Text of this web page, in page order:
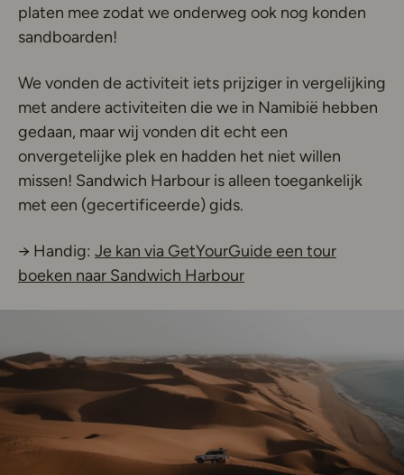
platen mee zodat we onderweg ook nog konden
sandboarden!
We vonden de activiteit iets prijziger in vergelijking
met andere activiteiten die we in Namibië hebben
gedaan, maar wij vonden dit echt een
onvergetelijke plek en hadden het niet willen
missen! Sandwich Harbour is alleen toegankelijk
met een (gecertificeerde) gids.
→ Handig: Je kan via GetYourGuide een tour
boeken naar Sandwich HarbourDeze link opent in